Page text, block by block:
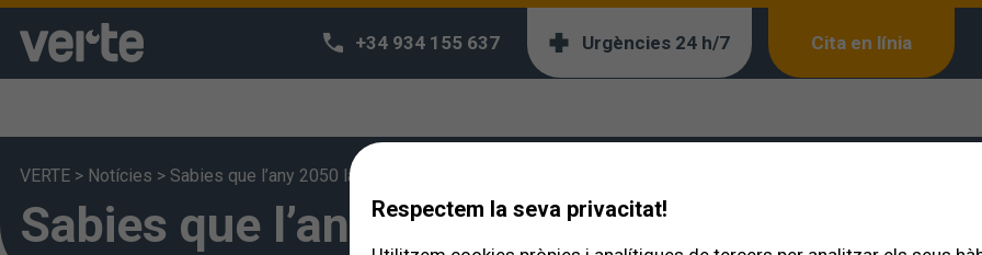
+34 934 155 637 Urgències 24 h/7 Cita en línia
VERTE > Notícies > Sabies que l’any 2050 la meitat de la població podria ser miop?
Sabies que l’any 2050 la meitat de la
Respectem la seva privacitat!